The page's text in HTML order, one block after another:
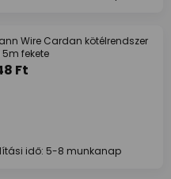
Wire Cardan kötélrendszer
fekete
Ft
idő: 5-8 munkanap